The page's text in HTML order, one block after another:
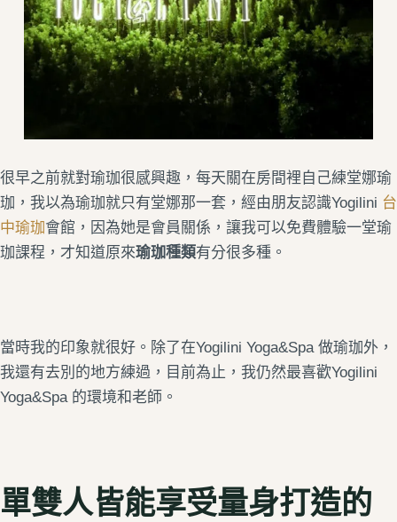
很早之前就對瑜珈很感興趣，每天關在房間裡自己練堂娜瑜
珈，我以為瑜珈就只有堂娜那一套，經由朋友認識Yogilini 台
中瑜珈會館，因為她是會員關係，讓我可以免費體驗一堂瑜
珈課程，才知道原來瑜珈種類有分很多種。
當時我的印象就很好。除了在Yogilini Yoga&Spa 做瑜珈外，
我還有去別的地方練過，目前為止，我仍然最喜歡Yogilini
Yoga&Spa 的環境和老師。
單雙人皆能享受量身打造的